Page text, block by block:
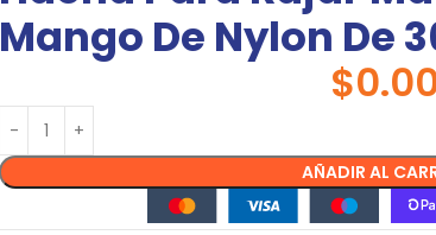
Mango De Nylon De
$
AÑADIR AL